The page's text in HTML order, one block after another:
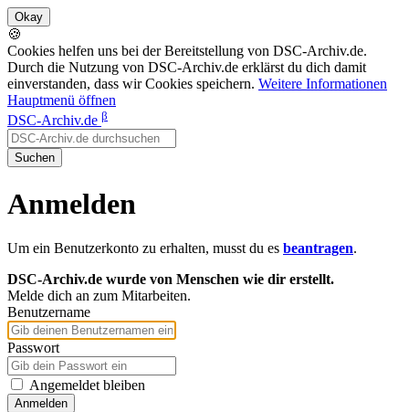
🍪
Cookies helfen uns bei der Bereitstellung von DSC-Archiv.de.
Durch die Nutzung von DSC-Archiv.de erklärst du dich damit
einverstanden, dass wir Cookies speichern. Weitere Informationen
Hauptmenü öffnen
DSC-Archiv.de β
Suchen
Anmelden
Um ein Benutzerkonto zu erhalten, musst du es beantragen.
DSC-Archiv.de wurde von Menschen wie dir erstellt.
Melde dich an zum Mitarbeiten.
Benutzername
Passwort
Angemeldet bleiben
Anmelden